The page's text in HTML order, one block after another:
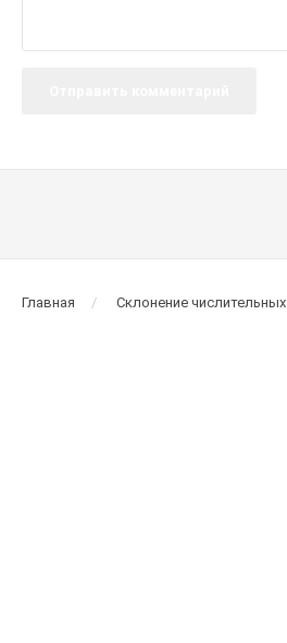
Главная Склонение числительных